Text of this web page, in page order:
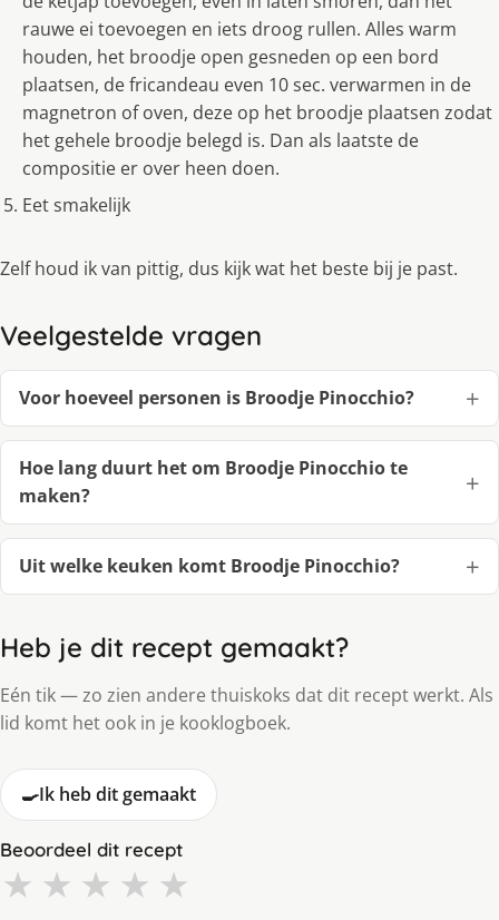
rauwe ei toevoegen en iets droog rullen. Alles warm
houden, het broodje open gesneden op een bord
plaatsen, de fricandeau even 10 sec. verwarmen in de
magnetron of oven, deze op het broodje plaatsen zodat
het gehele broodje belegd is. Dan als laatste de
compositie er over heen doen.
Eet smakelijk
Zelf houd ik van pittig, dus kijk wat het beste bij je past.
Veelgestelde vragen
Voor hoeveel personen is Broodje Pinocchio?
Hoe lang duurt het om Broodje Pinocchio te
maken?
Uit welke keuken komt Broodje Pinocchio?
Heb je dit recept gemaakt?
Eén tik — zo zien andere thuiskoks dat dit recept werkt. Als
lid komt het ook in je kooklogboek.
🍳Ik heb dit gemaakt
Beoordeel dit recept
★ ★ ★ ★ ★